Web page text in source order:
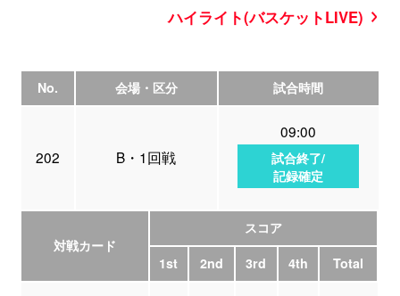
ハイライト(バスケットLIVE)
No. 会場・区分 試合時間
202 B・1回戦
09:00
試合終了/
記録確定
対戦カード
スコア
1st
2nd 3rd 4th Total